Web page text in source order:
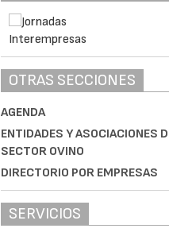
OTRAS SECCIONES
AGENDA
ENTIDADES Y ASOCIACIONES
SECTOR OVINO
DIRECTORIO POR EMPRESAS
SERVICIOS